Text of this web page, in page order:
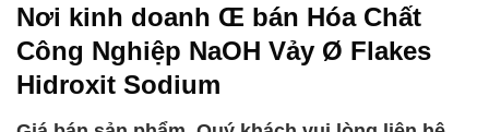
Nơi kinh doanh Œ bán Hóa Chất
Công Nghiệp NaOH Vảy Ø Flakes
Hidroxit Sodium